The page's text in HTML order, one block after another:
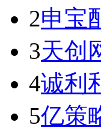
2申宝
3天创
4诚利
5亿策